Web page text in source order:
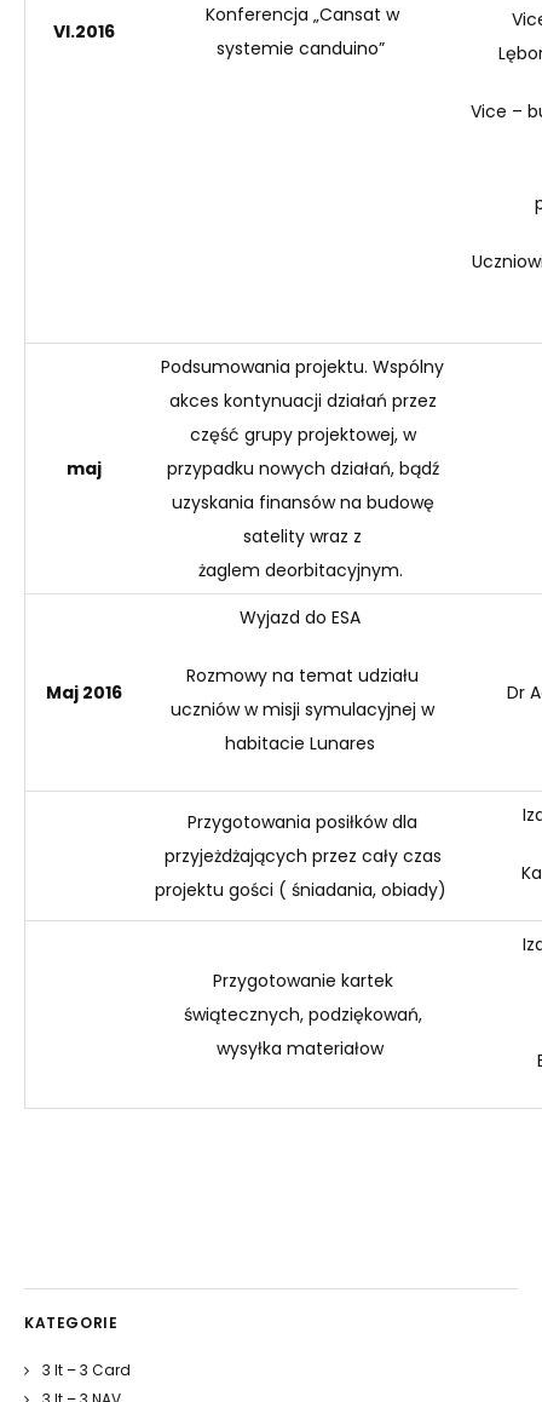
VI.2016
Konferencja „Cansat w
systemie canduino”
Vice –
maj
Podsumowania projektu. Wspólny
akces kontynuacji działań przez
część grupy projektowej, w
przypadku nowych działań, bądź
uzyskania finansów na budowę
satelity wraz z
żaglem deorbitacyjnym.
Maj 2016
Wyjazd do ESA
Rozmowy na temat udziału
uczniów w misji symulacyjnej w
habitacie Lunares
Dr
Przygotowania posiłków dla
przyjeżdżających przez cały czas
projektu gości ( śniadania, obiady)
Przygotowanie kartek
świątecznych, podziękowań,
wysyłka materiałow
KATEGORIE
3 It – 3 Card